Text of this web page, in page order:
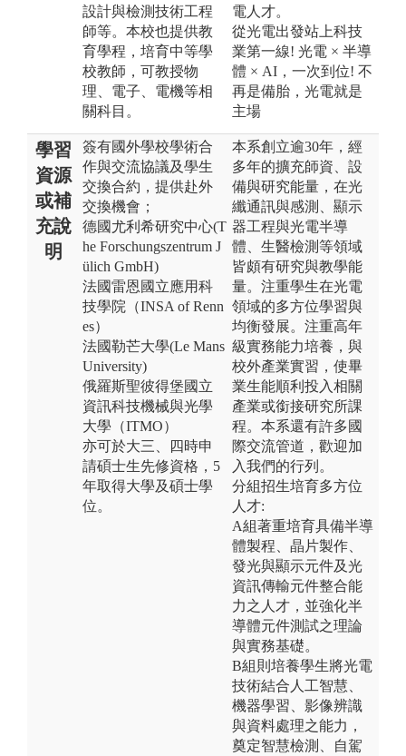
設計與檢測技術工程
師等。本校也提供教
育學程，培育中等學
校教師，可教授物
理、電子、電機等相
關科目。
電人才。
從光電出發站上科技
業第一線! 光電 × 半導
體 × AI，一次到位! 不
再是備胎，光電就是
主場
學習
資源
或補
充說
明
簽有國外學校學術合
作與交流協議及學生
交換合約，提供赴外
交換機會；
德國尤利希研究中心 (T
he Forschungszentrum J
ülich GmbH)
法國雷恩國立應用科
技學院（INSA of Renn
es）
法國勒芒大學(Le Mans
University)
俄羅斯聖彼得堡國立
資訊科技機械與光學
大學（ITMO）
亦可於大三、四時申
請碩士生先修資格，5
年取得大學及碩士學
位。
本系創立逾30年，經
多年的擴充師資、設
備與研究能量，在光
纖通訊與感測、顯示
器工程與光電半導
體、生醫檢測等領域
皆頗有研究與教學能
量。注重學生在光電
領域的多方位學習與
均衡發展。注重高年
級實務能力培養，與
校外產業實習，使畢
業生能順利投入相關
產業或銜接研究所課
程。本系還有許多國
際交流管道，歡迎加
入我們的行列。
分組招生培育多方位
人才:
A組著重培育具備半導
體製程、晶片製作、
發光與顯示元件及光
資訊傳輸元件整合能
力之人才，並強化半
導體元件測試之理論
與實務基礎。
B組則培養學生將光電
技術結合人工智慧、
機器學習、影像辨識
與資料處理之能力，
奠定智慧檢測、自駕